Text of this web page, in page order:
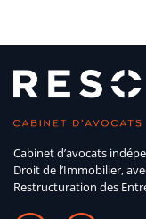
Cabinet d’avocats
Droit de l’Immobilier,
Restructuration des